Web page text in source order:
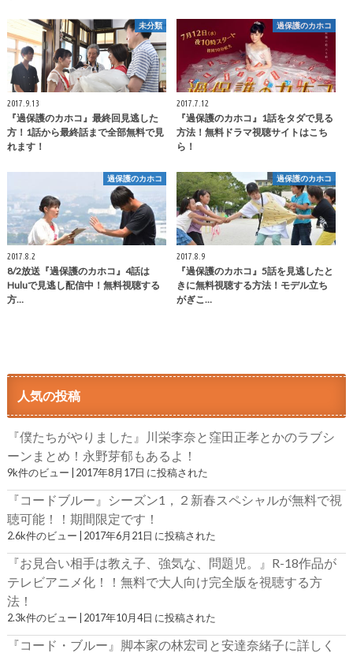
未分類
2017.9.13
『過保護のカホコ』最終回見逃した
方！1話から最終話まで全部無料で見
れます！
過保護のカホコ
2017.7.12
『過保護のカホコ』1話をタダで見る
方法！無料ドラマ視聴サイトはこち
ら！
過保護のカホコ
2017.8.2
8/2放送『過保護のカホコ』4話は
Huluで見逃し配信中！無料視聴する
方…
過保護のカホコ
2017.8.9
『過保護のカホコ』5話を見逃したと
きに無料視聴する方法！モデル立ち
がぎこ…
人気の投稿
『僕たちがやりました』川栄李奈と窪田正孝とかのラブシ
ーンまとめ！永野芽郁もあるよ！
9k件のビュー 2017年8月17日 に投稿された
『コードブルー』シーズン1，２新春スペシャルが無料で視
聴可能！！期間限定です！
2.6k件のビュー 2017年6月21日 に投稿された
『お見合い相手は教え子、強気な、問題児。』R-18作品が
テレビアニメ化！！無料で大人向け完全版を視聴する方
法！
2.3k件のビュー 2017年10月4日 に投稿された
『コード・ブルー』脚本家の林宏司と安達奈緒子に詳しく